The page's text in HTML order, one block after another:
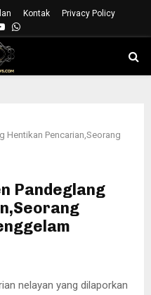
Kontak Privacy Policy
YoutubeWhatsapp
Hentikan Pencarian,Seorang
Pandeglang
nelayan yang dilaporkan